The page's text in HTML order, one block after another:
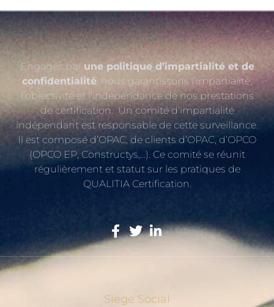
Engagés par une politique d’impartialité et de
confidentialité, nous garantissons l’impartialité,
l’objectivité et l’indépendance de nos prestations
de certification. Un comité d’impartialité
indépendant est responsable de cette surveillance.
Il est composé d’OPAC, de clients d’OPAC, d’OPCO
(OPCO EP, Constructys,…). Ce comité se réunit
régulièrement et statut sur les pratiques de
QUALITIA Certification.
Siege Social